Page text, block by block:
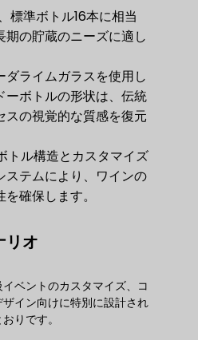
標準ボトル16本に相当
期の貯蔵のニーズに適し
ダライムガラスを使用し
ーボトルの形状は、伝統
スの視覚的な質感を復元
ル構造とカスタマイズ
ステムにより、ワインの
確保します。
リオ
ベントのカスタマイズ、コ
イン向けに特別に設計され
りです。